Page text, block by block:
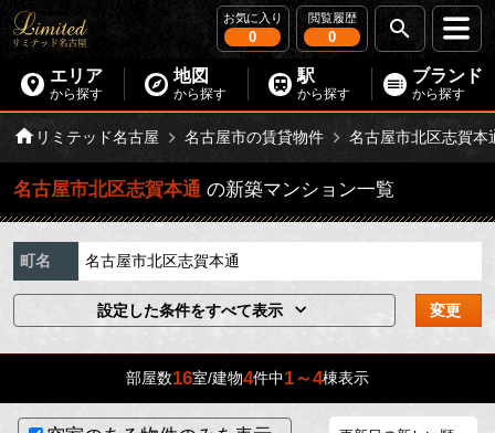
お気に入り
0
閲覧履歴
0
エリア
から探す
地図
から探す
駅
から探す
ブランド
から探す
リミテッド名古屋 名古屋市の賃貸物件 名古屋市北区志賀本
名古屋市北区志賀本通 の新築マンション一覧
町名 名古屋市北区志賀本通
設定した条件をすべて表示 変更
部屋数16室/建物4件中1～4棟表示